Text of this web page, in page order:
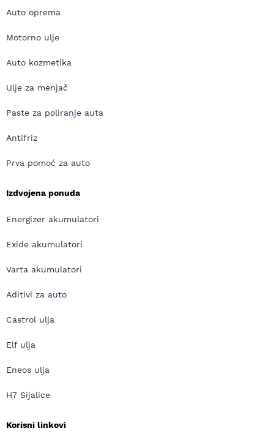
Auto oprema
Motorno ulje
Auto kozmetika
Ulje za menjač
Paste za poliranje auta
Antifriz
Prva pomoć za auto
Izdvojena ponuda
Energizer akumulatori
Exide akumulatori
Varta akumulatori
Aditivi za auto
Castrol ulja
Elf ulja
Eneos ulja
H7 Sijalice
Korisni linkovi